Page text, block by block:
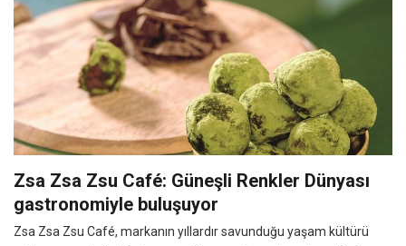
Zsa Zsa Zsu Café: Güneşli Renkler Dünyası
gastronomiyle buluşuyor
Zsa Zsa Zsu Café, markanın yıllardır savunduğu yaşam kültürü